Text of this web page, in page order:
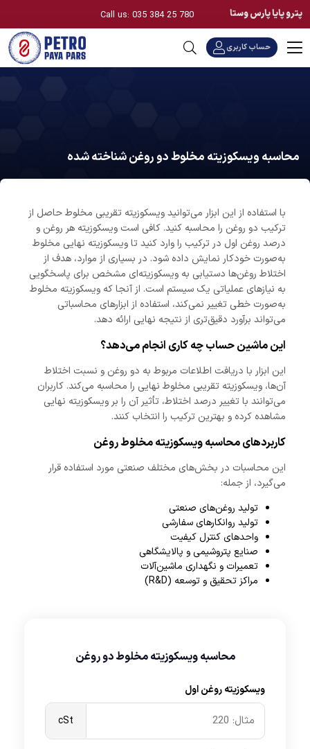
پترو پایا پارس وستا
حساب کاربری
Call us: 035 384 25 780
محاسبه ویسکوزیته مخلوط دو روغن شناخته شده
با استفاده از این ابزار می‌توانید ویسکوزیته تقریبی مخلوط حاصل از
ترکیب دو روغن را محاسبه کنید. کافی است ویسکوزیته هر روغن و
درصد روغن اول در ترکیب را وارد کنید تا ویسکوزیته نهایی مخلوط
به‌صورت خودکار نمایش داده شود. در بسیاری از موارد، هدف از
اختلاط روغن‌ها دستیابی به ویسکوزیته‌ای مشخص برای پاسخگویی
به نیازهای عملیاتی یک سیستم است. از آنجا که ویسکوزیته مخلوط
به‌صورت خطی تغییر نمی‌کند، استفاده از ابزارهای محاسباتی
می‌تواند برآورد دقیق‌تری از نتیجه نهایی ارائه دهد.
این ماشین حساب چه کاری انجام می‌دهد؟
این ابزار با دریافت اطلاعات مربوط به دو روغن و نسبت اختلاط
آن‌ها، ویسکوزیته تقریبی مخلوط نهایی را محاسبه می‌کند. کاربران
می‌توانند با تغییر درصد اختلاط، تأثیر آن را بر ویسکوزیته نهایی
مشاهده کرده و بهترین ترکیب را انتخاب کنند.
کاربردهای محاسبه ویسکوزیته مخلوط روغن
این محاسبات در بخش‌های مختلف صنعتی مورد استفاده قرار
می‌گیرد، از جمله:
تولید روغن‌های صنعتی
تولید روانکارهای سفارشی
واحدهای کنترل کیفیت
صنایع پتروشیمی و پالایشگاهی
تعمیرات و نگهداری ماشین‌آلات
مراکز تحقیق و توسعه (R&D)
محاسبه ویسکوزیته مخلوط دو روغن
ویسکوزیته روغن اول
cSt